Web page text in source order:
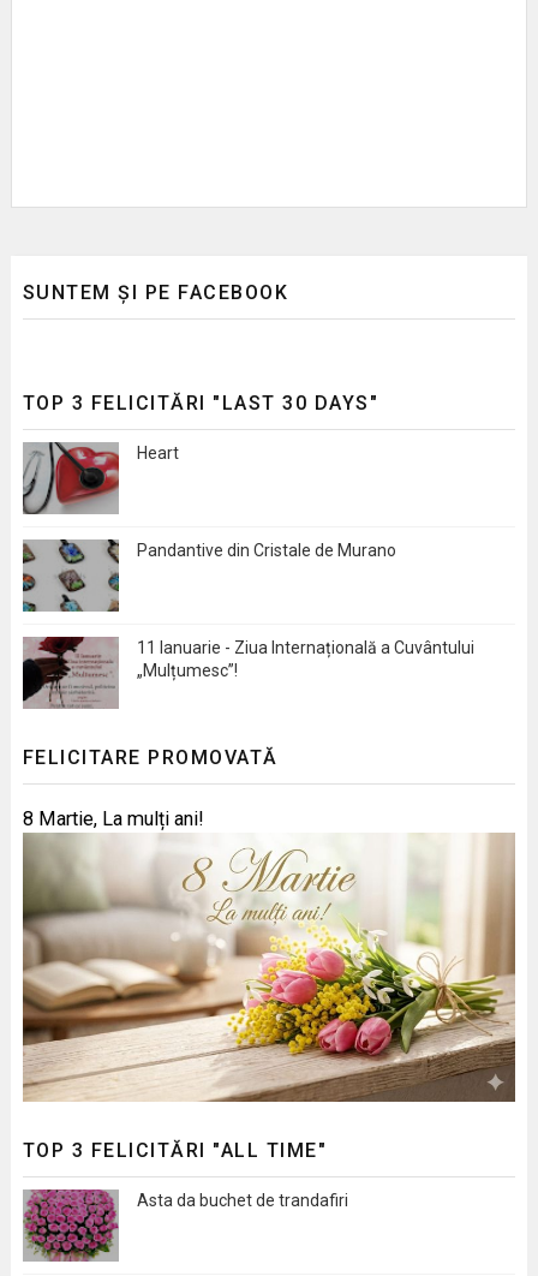
SUNTEM ȘI PE FACEBOOK
TOP 3 FELICITĂRI "LAST 30 DAYS"
Heart
Pandantive din Cristale de Murano
11 Ianuarie - Ziua Internațională a Cuvântului
„Mulțumesc”!
FELICITARE PROMOVATĂ
8 Martie, La mulți ani!
TOP 3 FELICITĂRI "ALL TIME"
Asta da buchet de trandafiri